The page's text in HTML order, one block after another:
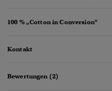
100 % „Cotton in Conversion“
Kontakt
Bewertungen (2)